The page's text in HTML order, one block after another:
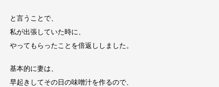
と言うことで、
私が出張していた時に、
やってもらったことを倍返ししました。
基本的に妻は、
早起きしてその日の味噌汁を作るので、